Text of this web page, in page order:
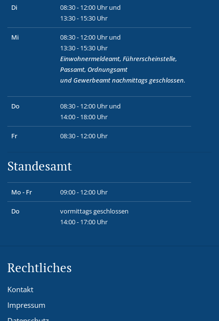
Di
08:30 - 12:00 Uhr und
13:30 - 15:30 Uhr
Mi
08:30 - 12:00 Uhr und
13:30 - 15:30 Uhr
Einwohnermeldeamt, Führerscheinstelle,
Passamt, Ordnungsamt
und Gewerbeamtnachmittags geschlossen.
Do
08:30 - 12:00 Uhr und
14:00 - 18:00 Uhr
Fr 08:30 - 12:00 Uhr
Standesamt
Mo - Fr 09:00 - 12:00 Uhr
Do
vormittags geschlossen
14:00 - 17:00 Uhr
Rechtliches
Kontakt
Impressum